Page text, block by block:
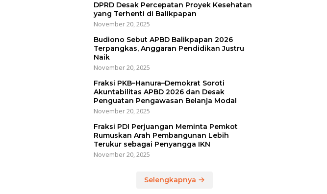
DPRD Desak Percepatan Proyek Kesehatan
yang Terhenti di Balikpapan
November 20, 2025
Budiono Sebut APBD Balikpapan 2026
Terpangkas, Anggaran Pendidikan Justru
Naik
November 20, 2025
Fraksi PKB–Hanura–Demokrat Soroti
Akuntabilitas APBD 2026 dan Desak
Penguatan Pengawasan Belanja Modal
November 20, 2025
Fraksi PDI Perjuangan Meminta Pemkot
Rumuskan Arah Pembangunan Lebih
Terukur sebagai Penyangga IKN
November 20, 2025
Selengkapnya